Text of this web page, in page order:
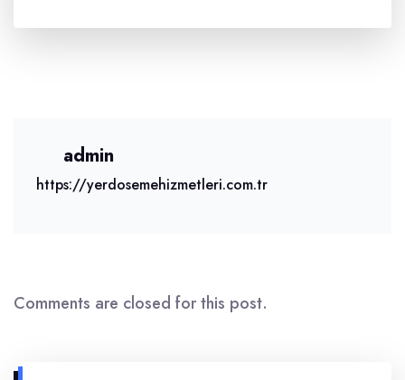
admin
https://yerdosemehizmetleri.com.tr
Comments are closed for this post.